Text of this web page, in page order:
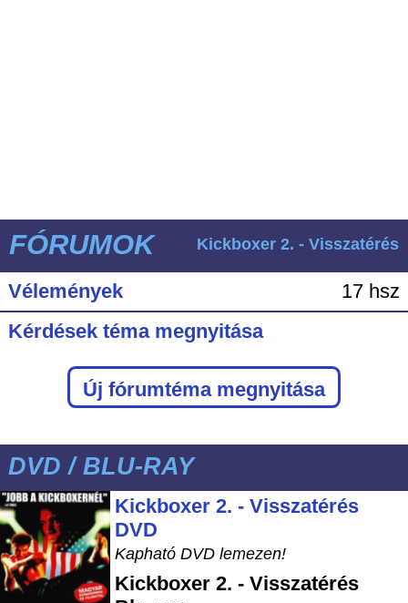
FÓRUMOK Kickboxer 2. - Visszatérés
Vélemények
17 hsz
Kérdések téma megnyitása
Új fórumtéma megnyitása
DVD / BLU-RAY
Kickboxer 2. - Visszatérés
DVD
Kapható DVD lemezen!
Kickboxer 2. - Visszatérés